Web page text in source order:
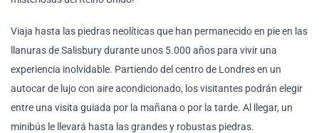
Viaja hasta las piedras neolíticas que han permanecido en pie en las
llanuras de Salisbury durante unos 5.000 años para vivir una
experiencia inolvidable. Partiendo del centro de Londres en un
autocar de lujo con aire acondicionado, los visitantes podrán elegir
entre una visita guiada por la mañana o por la tarde. Al llegar, un
minibús le llevará hasta las grandes y robustas piedras.